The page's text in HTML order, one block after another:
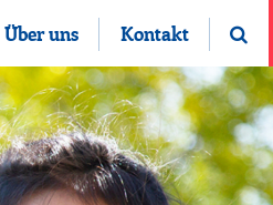
Über uns Kontakt